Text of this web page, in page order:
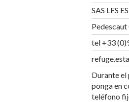
SAS LES
tel +33
Durante el
ponga en
teléfono